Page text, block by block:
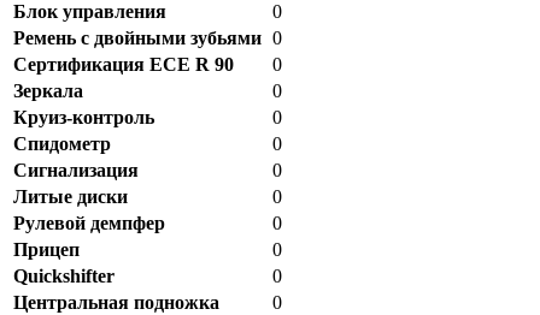
Блок управления
0
Ремень с двойными зубьями 0
Сертификация ECE R 90
0
Зеркала
0
Круиз-контроль
0
Спидометр
0
Сигнализация
0
Литые диски
0
Рулевой демпфер
0
Прицеп
0
Quickshifter
0
Центральная подножка
0